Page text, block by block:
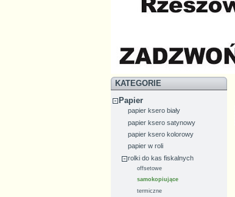
KATEGORIE
Papier
papier ksero biały
papier ksero satynowy
papier ksero kolorowy
papier w roli
rolki do kas fiskalnych
offsetowe
samokopiujące
termiczne